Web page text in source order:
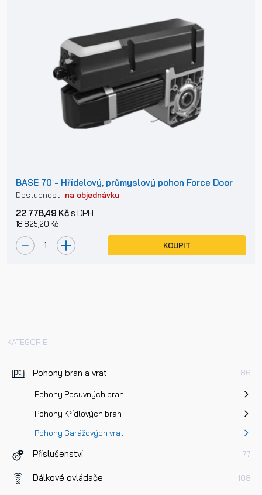
KATEGORIE
Pohony bran a vrat 86
Pohony Posuvných bran
Pohony Křídlových bran
Pohony Garážových vrat
Příslušenství 77
Dálkové ovládače 108
BASE 70 - Hřídelový, průmyslový pohon Force Door
Dostupnost: na objednávku
22 778,49 Kčs DPH
18 825,20 Kč
KOUPIT